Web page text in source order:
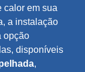
calor em sua
a instalação
opção
disponíveis
,